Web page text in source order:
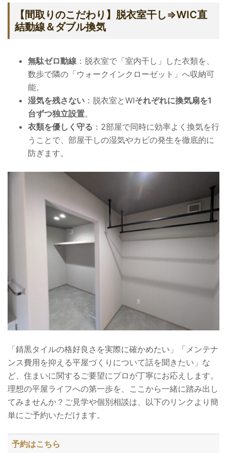
【間取りのこだわり】脱衣室干し⇒WIC直
結動線＆ダブル換気
無駄ゼロ動線 ：脱衣室で「室内干し」した衣類を、
数歩で隣の「ウォークインクローゼット」へ収納可
能。
湿気を残さない ：脱衣室とWIそれぞれに換気扇を1
台ずつ独立設置。
衣類を優しく守る ：2部屋で同時に効率よく換気を行
うことで、部屋干しの湿気やカビの発生を徹底的に
防ぎます。
「錆黒タイルの格好良さを実際に確かめたい」「メンテナ
ンス費用を抑える平屋づくりについて話を聞きたい」な
ど、住まいに関するご要望にプロが丁寧にお応えします。
理想の平屋ライフへの第一歩を、ここから一緒に踏み出し
てみませんか？ご見学や個別相談は、以下のリンクより簡
単にご予約いただけます。
予約はこちら